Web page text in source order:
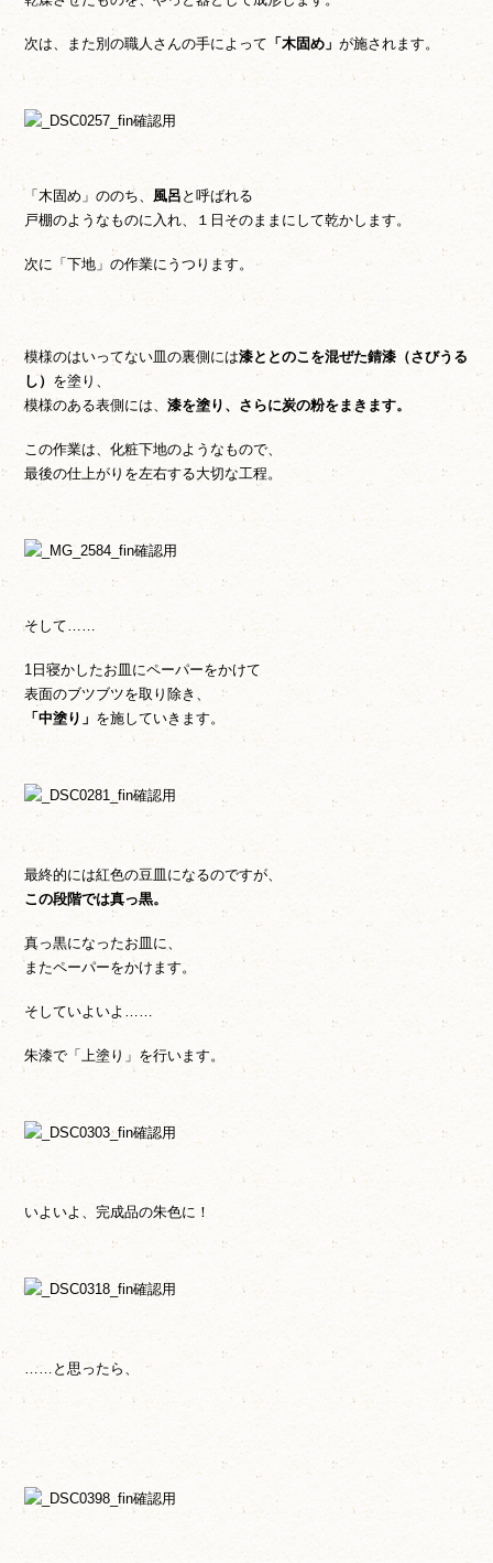
次は、また別の職人さんの手によって 「木固め」が施されます。
「木固め」ののち、 風呂 と呼ばれる
戸棚のようなものに入れ、１日そのままにして乾かします。
次に「下地」の作業にうつります。
模様のはいってない皿の裏側には漆ととのこを混ぜた錆漆（さびうる
し） を塗り、
模様のある表側には、漆を塗り、さらに炭の粉をまきます。
この作業は、化粧下地のようなもので、
最後の仕上がりを左右する大切な工程。
そして……
1日寝かしたお皿にペーパーをかけて
表面のブツブツを取り除き、
「中塗り」 を施していきます。
最終的には紅色の豆皿になるのですが、
この段階では真っ黒。
真っ黒になったお皿に、
またペーパーをかけます。
そしていよいよ……
朱漆で「上塗り」を行います。
いよいよ、完成品の朱色に！
……と思ったら、